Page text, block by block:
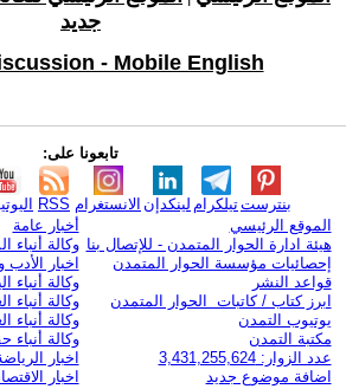
جديد
- Mobile English
تابعونا على:
RSS الانستغرام لينكدإن تيلكرامبنترست
الموقع الرئيسي
هيئة ادارة الحوار المتمدن - للإتصال بنا
إحصائيات مؤسسة الحوار المتمدن
قواعد النشر
ابرز كتاب / كاتبات الحوار المتمدن
يوتيوب التمدن
مكتبة التمدن
عدد الزوار: 3,431,255,624
اضافة موضوع جديد
أخبار عامة
وكالة أنباء
اخبار الأدب
وكالة أنباء
وكالة أنباء
وكالة أنباء
وكالة أنباء
اخبار
اخبار